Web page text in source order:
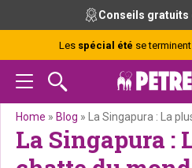
navigation
principale
principal
barre
latérale
principale
de
page
Conseils gratuits
Les spécial été se
Home » Blog » La Singapura : La
La Singapura :